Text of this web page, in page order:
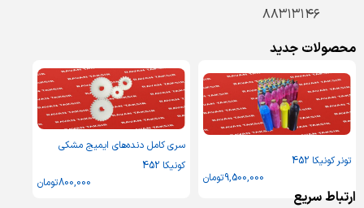
۸۸۳۱۳۱۴۶
محصولات جدید
تونر کونیکا 452
9,500,000تومان
سری کامل دنده‌های ایمیج مشکی
کونیکا 452
800,000تومان
ارتباط سریع